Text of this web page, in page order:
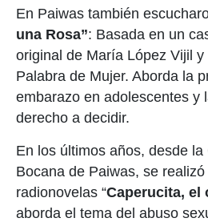
En Paiwas también
una Rosa”: Basada en un
original de María López Vijil
Palabra de Mujer. Aborda la
embarazo en adolescentes y
derecho a decidir.
En los últimos años, desde
Bocana de Paiwas, se
radionovelas “Caperucita, el
aborda el tema del abuso